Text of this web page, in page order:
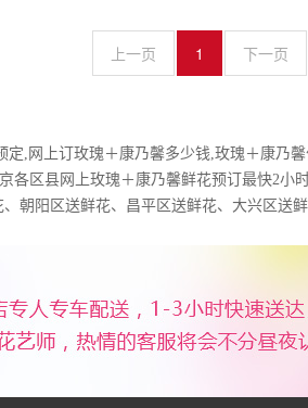
上一页 1 下一页
,网上订玫瑰＋康乃馨多少钱,玫瑰＋康乃
各区县网上玫瑰＋康乃馨鲜花预订最快2
朝阳区送鲜花、昌平区送鲜花、大兴区